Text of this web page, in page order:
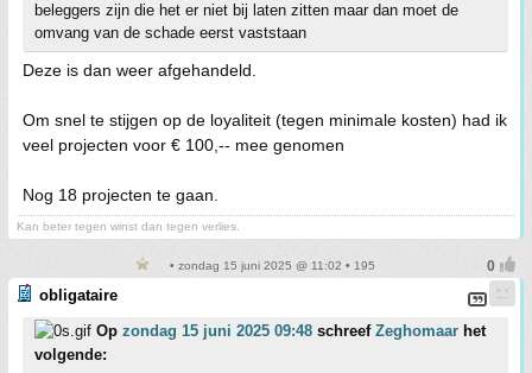
beleggers zijn die het er niet bij laten zitten maar dan moet de
omvang van de schade eerst vaststaan
Deze is dan weer afgehandeld.
Om snel te stijgen op de loyaliteit (tegen minimale kosten) had ik
veel projecten voor € 100,-- mee genomen
Nog 18 projecten te gaan.
Kan beter tegen winst dan tegen verlies.
• zondag 15 juni 2025 @ 11:02 • 195
obligataire
Op zondag 15 juni 2025 09:48 schreef Zeghomaar het
volgende: